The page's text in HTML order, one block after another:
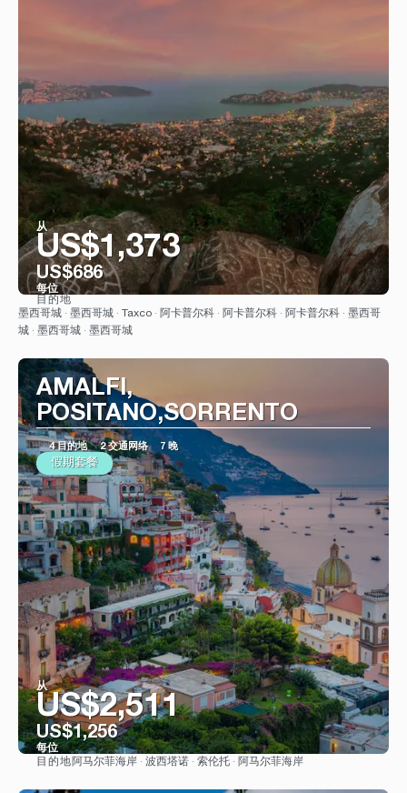
从
US$1,373
US$686
每位
看到
目的地
墨西哥城 · 墨西哥城 · Taxco · 阿卡普尔科 · 阿卡普尔科 · 阿卡普尔科 · 墨西哥
城 · 墨西哥城 · 墨西哥城
AMALFI,
POSITANO,SORRENTO
4 目的地 2 交通网络 7 晚
假期套餐
从
US$2,511
US$1,256
每位
目的地 阿马尔菲海岸 · 波西塔诺 · 索伦托 · 阿马尔菲海岸